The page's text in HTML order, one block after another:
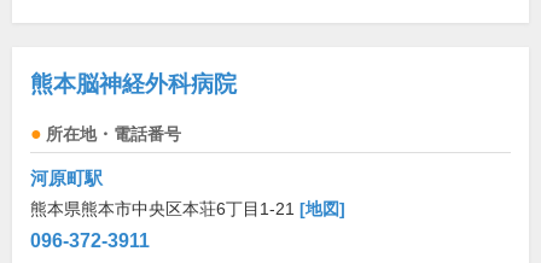
熊本脳神経外科病院
所在地・電話番号
河原町駅
熊本県熊本市中央区本荘6丁目1-21 [地図]
096-372-3911